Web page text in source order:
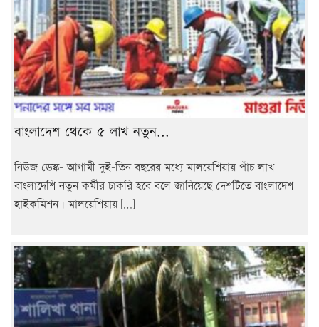
বাংলাদেশ থেকে ৫ লাখ নতুন...
নিউজ ডেস্ক- আগামী দুই-তিন বছরের মধ্যে মালয়েশিয়ায় পাঁচ লাখ
বাংলাদেশি নতুন কর্মীর চাকরি হবে বলে জানিয়েছে দেশটিতে বাংলাদেশ
হাইকমিশন। মালয়েশিয়ায় […]